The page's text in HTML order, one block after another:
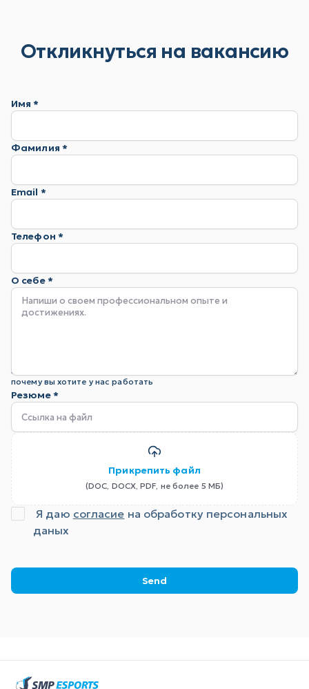
Откликнуться на вакансию
Имя *
Фамилия *
Email *
Телефон *
О себе *
почему вы хотите у нас работать
Резюме *
Прикрепить файл
Я даю согласие на обработку персональных
даных
Send